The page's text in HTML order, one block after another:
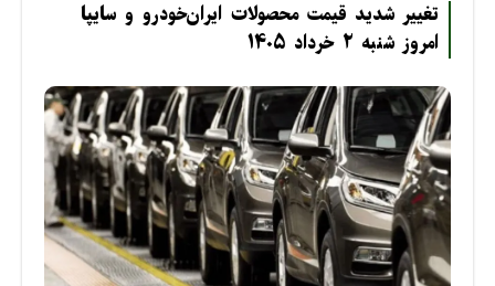
تغییر شدید قیمت محصولات ایران‌خودرو و سایپا
امروز شنبه ۲ خرداد ۱۴۰۵